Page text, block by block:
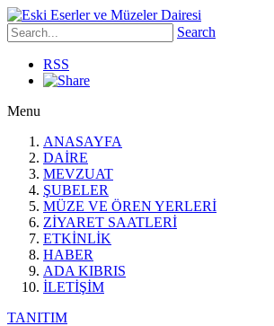
Search
RSS
Menu
ANASAYFA
DAİRE
MEVZUAT
ŞUBELER
MÜZE VE ÖREN YERLERİ
ZİYARET SAATLERİ
ETKİNLİK
HABER
ADA KIBRIS
İLETİŞİM
TANITIM